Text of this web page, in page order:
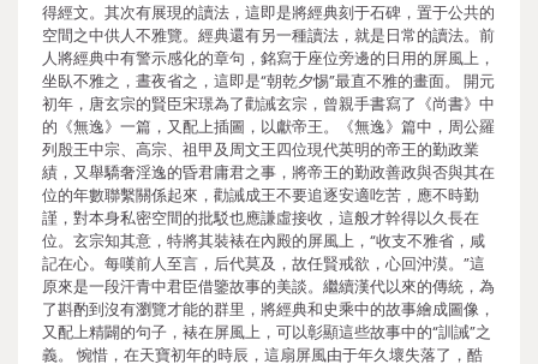
得經文。其次有展現的讀法，這即是將經典刻于石碑，置于公共的
空間之中供人不雅覽。經典還有另一種讀法，就是日常的讀法。前
人將經典中有警示感化的章句，銘寫于座位旁邊的日用的屏風上，
坐臥不雅之，晝夜省之，這即是“朝乾夕惕”最直不雅的畫面。 開元
初年，唐玄宗的賢臣宋璟為了勸誡玄宗，曾親手書寫了《尚書》中
的《無逸》一篇，又配上插圖，以獻帝王。《無逸》篇中，周公羅
列殷王中宗、高宗、祖甲及周文王四位現代英明的帝王的勤政業
績，又舉驕奢淫逸的昏君庸君之事，將帝王的勤政善政與否與其在
位的年數聯繫關係起來，勸誡成王不要追逐安適吃苦，應不時勤
謹，對本身私密空間的批駁也應謙虛接收，這般才幹得以久長在
位。玄宗知其意，特將其裝裱在內殿的屏風上，“收支不雅省，咸
記在心。每嘆前人至言，后代莫及，故任賢戒欲，心回沖漠。”這
原來是一段汗青中君臣借鑒故事的美談。繼續漢代以來的傳統，為
了斟酌到沒有瀏覽才能的群里，將經典和史乘中的故事繪成圖像，
又配上精闢的句子，裱在屏風上，可以彰顯這些故事中的“訓誡”之
義。 惋惜，在天寶初年的時辰，這扇屏風由于年久壞失落了，酷